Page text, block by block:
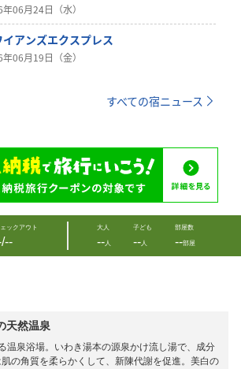
06月24日（水）
イアンズエクスプレス
06月19日（金）
すべての宿ニュース
ックアウト 大人
--人
子ども
--人
部屋数
--部屋
天然温泉
温泉浴場。いわき湯本の源泉かけ流し湯で、成分
の角質を柔らかくして、新陳代謝を促進。美白の